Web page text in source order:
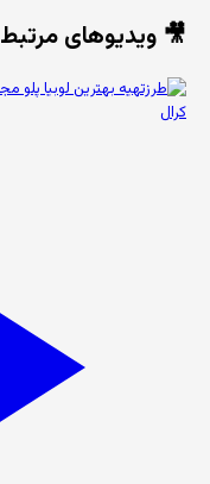
🎥 ویدیوهای مرتبط